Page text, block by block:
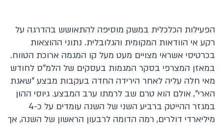
הפעילות הכלכלית במשק מוסיפה להתאושש בהדרגה על
רקע אי הוודאות המקומית והגלובלית. נתוני ההוצאות
בכרטיסי אשראי מצויים מעט מעל קו המגמה ארוכת הטווח.
במאזן המצרפי בסקר המגמות בעסקים של הלמ"ס לחודש
מאי חלה עליה לאחר הירידה החדה בעקבות מבצע "שאגת
הארי", אולם הוא טרם שב לרמתו ערב המבצע. גיוסי ההון
במגזר ההייטק ברביע השני של השנה עומדים על כ-4
מיליארדי דולרים, רמה הדומה לרבעון הראשון של השנה, אך